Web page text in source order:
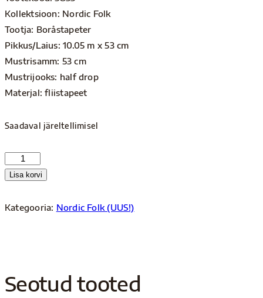
Kollektsioon: Nordic Folk
Tootja: Boråstapeter
Pikkus/Laius: 10.05 m x 53 cm
Mustrisamm: 53 cm
Mustrijooks: half drop
Materjal: fliistapeet
Saadaval järeltellimisel
5833
kogus
Lisa korvi
Kategooria: Nordic Folk (UUS!)
Seotud tooted